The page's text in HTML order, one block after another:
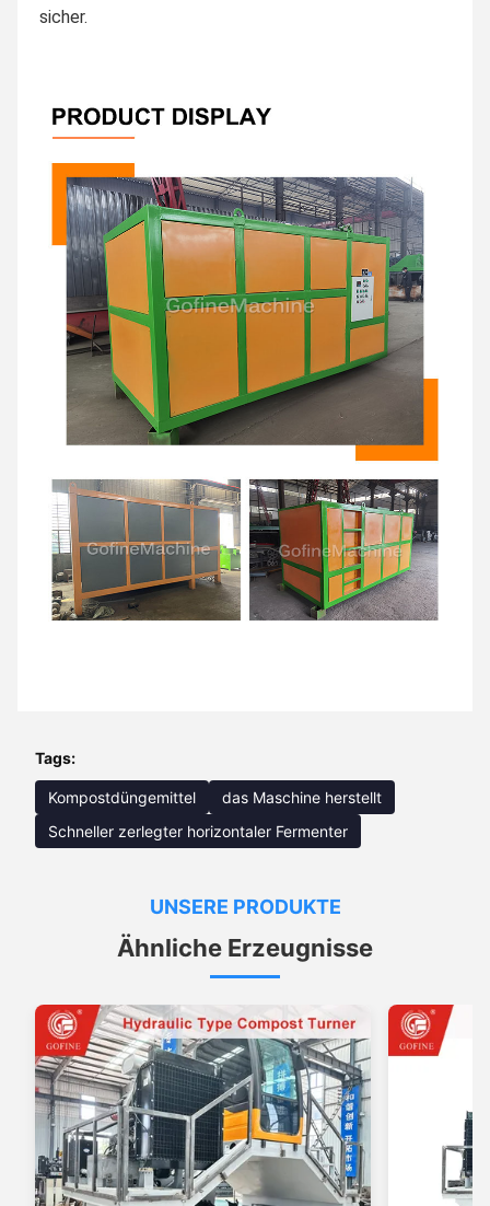
sicher.
Tags:
Kompostdüngemittel
das Maschine herstellt
Schneller zerlegter horizontaler Fermenter
UNSERE PRODUKTE
Ähnliche Erzeugnisse